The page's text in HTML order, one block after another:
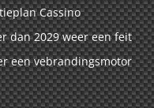
Cassino
dan 2029 weer een feit
een vebrandingsmotor